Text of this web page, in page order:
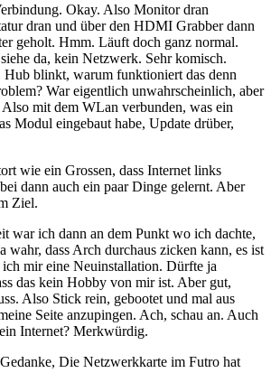
Okay. Also Monitor dran
dran und über den HDMI Grabber dann
geholt. Hmm. Läuft doch ganz normal.
da, kein Netzwerk. Sehr komisch.
blinkt, warum funktioniert das denn
War eigentlich unwahrscheinlich, aber
Also mit dem WLan verbunden, was ein
Modul eingebaut habe, Update drüber,
wie ein Grossen, dass Internet links
dann auch ein paar Dinge gelernt. Aber
Ziel.
war ich dann an dem Punkt wo ich dachte,
wahr, dass Arch durchaus zicken kann, es ist
ich mir eine Neuinstallation. Dürfte ja
das kein Hobby von mir ist. Aber gut,
Also Stick rein, gebootet und mal aus
Seite anzupingen. Ach, schau an. Auch
Internet? Merkwürdig.
Die Netzwerkkarte im Futro hat